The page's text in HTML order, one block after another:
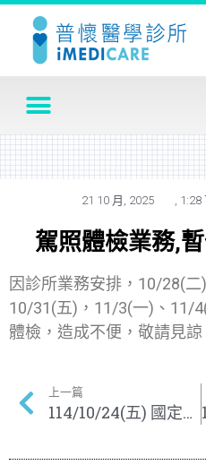
21 10 月, 2025 , 1:28
駕照體檢業務,
因診所業務安排，10/28(二
10/31(五)，11/3(一)、11/
體檢，造成不便，敬請見諒
上一篇
114/10/24(五) 國定假日，休診一天